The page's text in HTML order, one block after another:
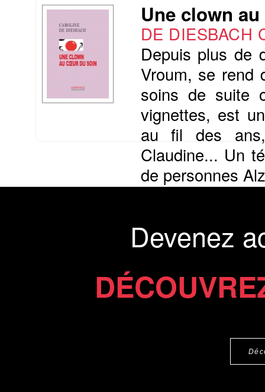
Une clown
DE DIESBACH
Depuis plus de
Vroum, se rend
soins de suite
vignettes, est
au fil des ans,
Claudine... Un
de personnes
Présentation du
Commander le livre 14 € Commander l'Ebook 10 €
Devenez